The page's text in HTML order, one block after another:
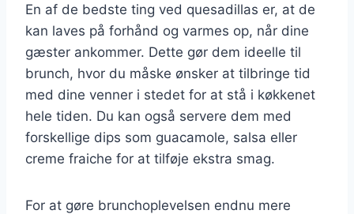
En af de bedste ting ved quesadillas er, at de
kan laves på forhånd og varmes op, når dine
gæster ankommer. Dette gør dem ideelle til
brunch, hvor du måske ønsker at tilbringe tid
med dine venner i stedet for at stå i køkkenet
hele tiden. Du kan også servere dem med
forskellige dips som guacamole, salsa eller
creme fraiche for at tilføje ekstra smag.
For at gøre brunchoplevelsen endnu mere